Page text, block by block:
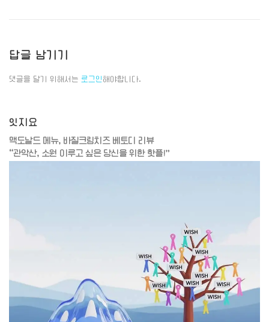
답글 남기기
댓글을 달기 위해서는 로그인해야합니다.
잇지요
맥도날드 메뉴, 바질크림치즈 베토디 리뷰
“관악산, 소원 이루고 싶은 당신을 위한 핫플!”